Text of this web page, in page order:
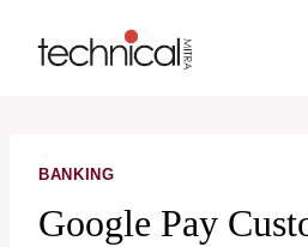
BANKING
Google Pay